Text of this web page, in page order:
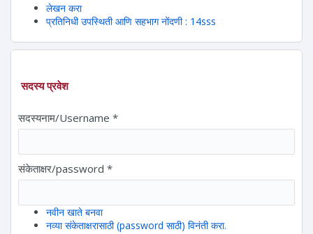
लेखन करा
प्रतिनिधी उपस्थिती आणि सहभाग नोंदणी : 14sss
सदस्य प्रवेश
सदस्यनाम/Username *
संकेताक्षर/password *
नवीन खाते बनवा
नव्या संकेताक्षरासाठी (password साठी) विनंती करा.